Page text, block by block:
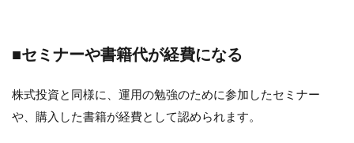
■セミナーや書籍代が経費になる
株式投資と同様に、運用の勉強のために参加したセミナー
や、購入した書籍が経費として認められます。